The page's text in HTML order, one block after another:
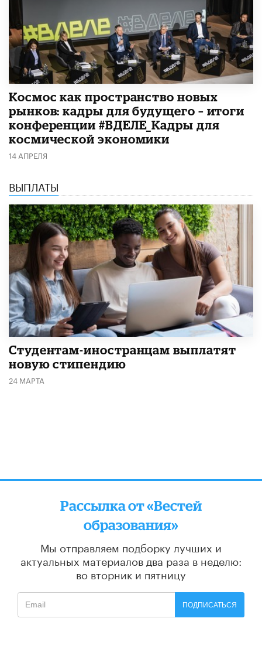
Космос как пространство новых
рынков: кадры для будущего – итоги
конференции #ВДЕЛЕ_Кадры для
космической экономики
14 АПРЕЛЯ
ВЫПЛАТЫ
Студентам-иностранцам выплатят
новую стипендию
24 МАРТА
Рассылка от «Вестей
образования»
Мы отправляем подборку лучших и
актуальных материалов два раза в неделю:
во вторник и пятницу
ПОДПИСАТЬСЯ